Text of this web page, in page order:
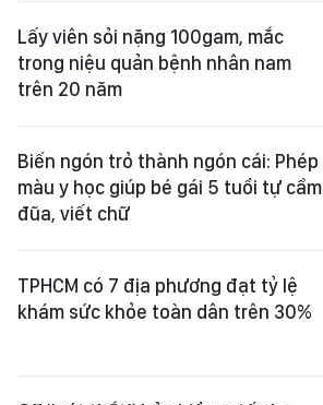
Lấy viên sỏi nặng 100gam, mắc
trong niệu quản bệnh nhân nam
trên 20 năm
Biến ngón trỏ thành ngón cái: Phép
màu y học giúp bé gái 5 tuổi tự cầm
đũa, viết chữ
TPHCM có 7 địa phương đạt tỷ lệ
khám sức khỏe toàn dân trên 30%